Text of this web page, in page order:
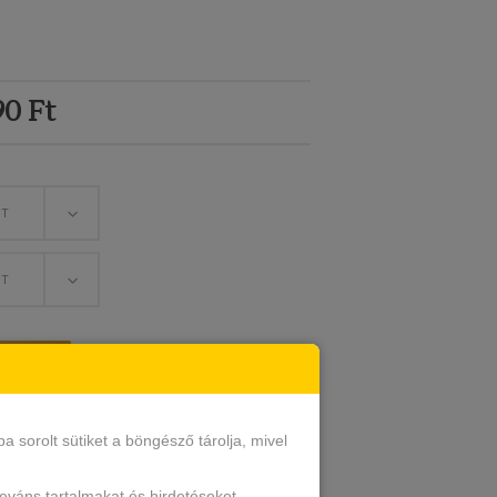
Ft
sorolt sütiket a böngésző tárolja, mivel